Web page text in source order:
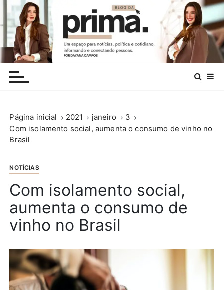
Página inicial 2021 janeiro
3
Com isolamento social, aumenta o consumo de vinho no
Brasil
NOTÍCIAS
Com isolamento social,
aumenta o consumo de
vinho no Brasil